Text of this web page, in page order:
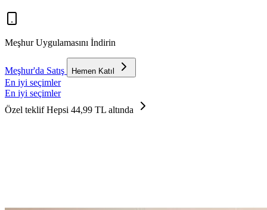
Meşhur Uygulamasını İndirin
Meşhur'da Satış Hemen Katıl
En iyi seçimler
En iyi seçimler
Özel teklif Hepsi 44,99 TL altında